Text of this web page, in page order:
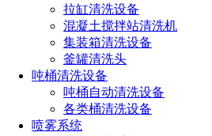
拉缸清洗设备
混凝土搅拌站清洗机
集装箱清洗设备
釜罐清洗头
吨桶清洗设备
吨桶自动清洗设备
各类桶清洗设备
喷雾系统